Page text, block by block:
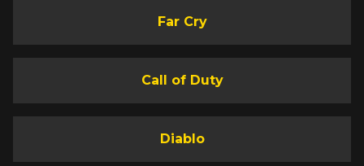
Far Cry
Call of Duty
Diablo